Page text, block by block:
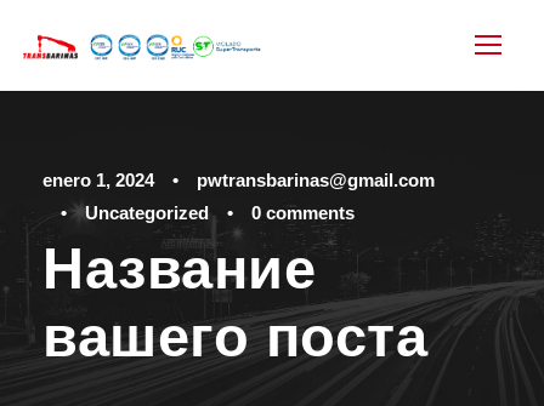
enero 1, 2024 •
pwtransbarinas@gmail.com
•
Uncategorized • 0 comments
Название
вашего поста